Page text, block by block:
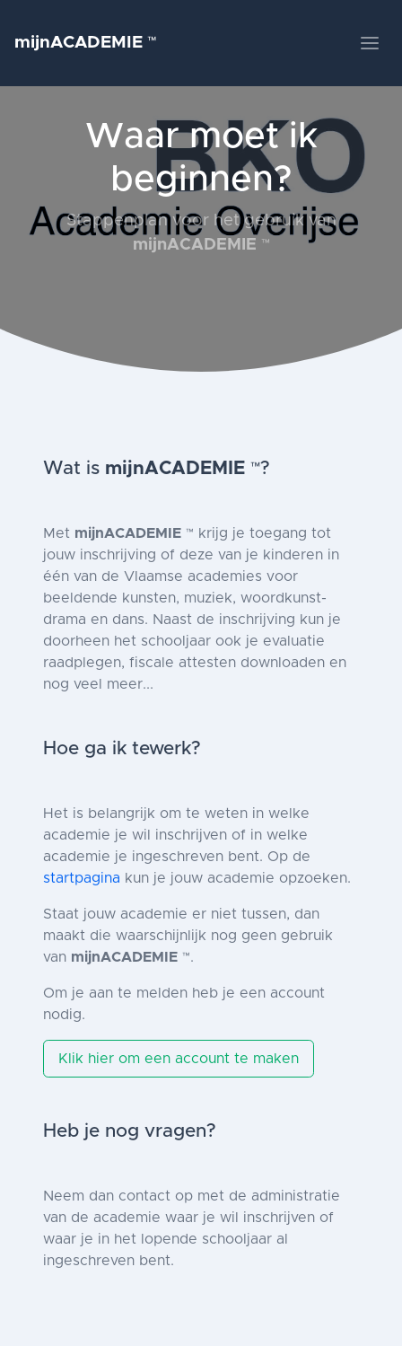
mijnACADEMIE ™
Waar moet ik
beginnen?
Stappenplan voor het gebruik van
mijnACADEMIE ™
Wat is mijnACADEMIE ™?
Met mijnACADEMIE ™ krijg je toegang tot
jouw inschrijving of deze van je kinderen in
één van de Vlaamse academies voor
beeldende kunsten, muziek, woordkunst-
drama en dans. Naast de inschrijving kun je
doorheen het schooljaar ook je evaluatie
raadplegen, fiscale attesten downloaden en
nog veel meer...
Hoe ga ik tewerk?
Het is belangrijk om te weten in welke
academie je wil inschrijven of in welke
academie je ingeschreven bent. Op de
startpagina kun je jouw academie opzoeken.
Staat jouw academie er niet tussen, dan
maakt die waarschijnlijk nog geen gebruik
van mijnACADEMIE ™.
Om je aan te melden heb je een account
nodig.
Klik hier om een account te maken
Heb je nog vragen?
Neem dan contact op met de administratie
van de academie waar je wil inschrijven of
waar je in het lopende schooljaar al
ingeschreven bent.